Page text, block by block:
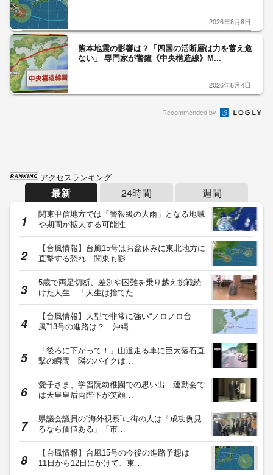
2026年8月8日
熊本地震の影響は？「四国の活断層は力を蓄え危
ない」 専門家が警鐘《中央構造線》M...
2026年8月4日
Recommended by
アクセスランキング
最新 24時間 週間
関東甲信地方では「警報級の大雨」となる地域
や期間が拡大する可能性…
【台風情報】台風15号はお盆休みに東北地方に
直撃する恐れ 関東も影…
5歳で両足切断、差別や困難を乗り越え挑戦続
けた人生 「人生は捨てた…
【台風情報】大型で非常に強い“ノロノロ台
風”13号の進路は？ 沖縄…
「後ろに下がって！」山道走る車に巨大落石直
撃の瞬間 隣のバイクは…
愛子さま、学習院幼稚園での思い出 運動会で
は天皇皇后両陛下が笑顔…
県議会議員の“海外視察”に街の人は「成功例見
るなら価値ある」「市…
【台風情報】台風15号の今後の進路予想は
11日から12日にかけて、東…